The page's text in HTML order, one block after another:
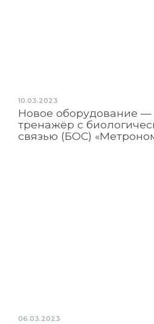
10.03.2023
Новое оборудование —
тренажёр с
связью (БОС)
06.03.2023